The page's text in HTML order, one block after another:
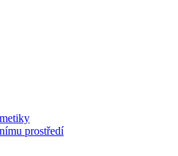
prostředí